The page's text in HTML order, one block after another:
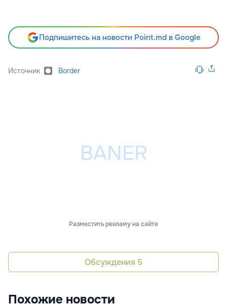
Подпишитесь на новости Point.md в Google
Источник Border
Разместить рекламу на сайте
Обсуждения 5
Похожие новости